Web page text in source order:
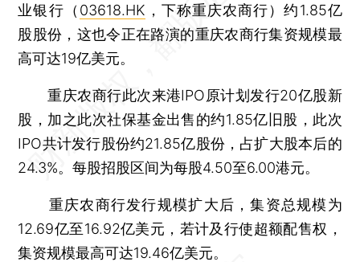
业银行（ 03618.HK ，下称重庆农商行）约1.85亿
股股份，这也令正在路演的重庆农商行集资规模最
高可达19亿美元。
重庆农商行此次来港IPO原计划发行20亿股新
股，加之此次社保基金出售的约1.85亿旧股，此次
IPO共计发行股份约21.85亿股份，占扩大股本后的
24.3%。每股招股区间为每股4.50至6.00港元。
重庆农商行发行规模扩大后，集资总规模为
12.69亿至16.92亿美元，若计及行使超额配售权，
集资规模最高可达19.46亿美元。